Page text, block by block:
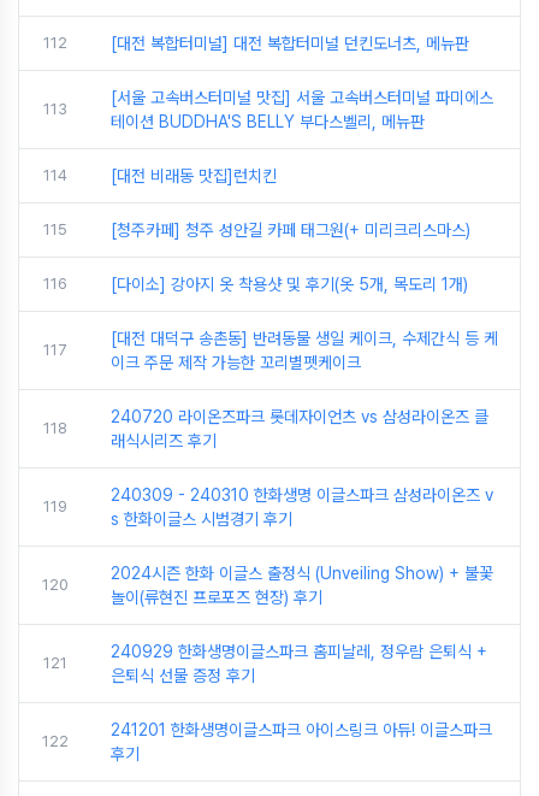
112 [대전 복합터미널] 대전 복합터미널 던킨도너츠, 메뉴판
113
[서울 고속버스터미널 맛집] 서울 고속버스터미널 파미에스
테이션 BUDDHA'S BELLY 부다스벨리, 메뉴판
114 [대전 비래동 맛집]런치킨
115 [청주카페] 청주 성안길 카페 태그원(+ 미리크리스마스)
116 [다이소] 강아지 옷 착용샷 및 후기(옷 5개, 목도리 1개)
117
[대전 대덕구 송촌동] 반려동물 생일 케이크, 수제간식 등 케
이크 주문 제작 가능한 꼬리별펫케이크
118
240720 라이온즈파크 롯데자이언츠 vs 삼성라이온즈 클
래식시리즈 후기
119
240309 - 240310 한화생명 이글스파크 삼성라이온즈 v
s 한화이글스 시범경기 후기
120
2024시즌 한화 이글스 출정식 (Unveiling Show) + 불꽃
놀이(류현진 프로포즈 현장) 후기
121
240929 한화생명이글스파크 홈피날레, 정우람 은퇴식 +
은퇴식 선물 증정 후기
122
241201 한화생명이글스파크 아이스링크 아듀! 이글스파크
후기